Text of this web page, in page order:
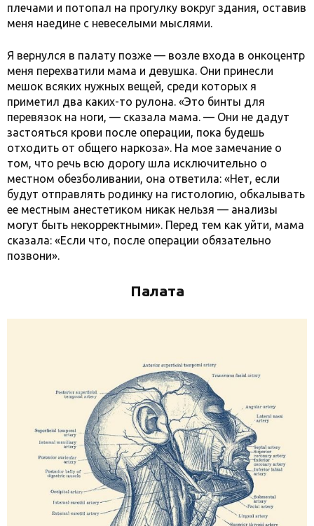
плечами и потопал на прогулку вокруг здания, оставив
меня наедине с невеселыми мыслями.
Я вернулся в палату позже — возле входа в онкоцентр
меня перехватили мама и девушка. Они принесли
мешок всяких нужных вещей, среди которых я
приметил два каких-то рулона. «Это бинты для
перевязок на ноги, — сказала мама. — Они не дадут
застояться крови после операции, пока будешь
отходить от общего наркоза». На мое замечание о
том, что речь всю дорогу шла исключительно о
местном обезболивании, она ответила: «Нет, если
будут отправлять родинку на гистологию, обкалывать
ее местным анестетиком никак нельзя — анализы
могут быть некорректными». Перед тем как уйти, мама
сказала: «Если что, после операции обязательно
позвони».
Палата